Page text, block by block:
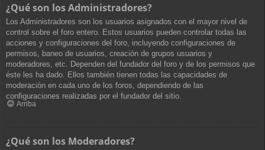
¿Qué son los Administradores?
Los Administradores son los usuarios asignados con el mayor nivel de
control sobre el foro entero. Estos usuarios pueden controlar todas las
acciones y configuraciones del foro, incluyendo configuraciones de
permisos, baneo de usuarios, creación de grupos usuarios y
moderadores, etc. Dependen del fundador del foro y de los permisos que
éste les ha dado. Ellos también tienen todas las capacidades de
moderación en cada uno de los foros, dependiendo de las
configuraciones realizadas por el fundador del sitio.
Arriba
¿Qué son los Moderadores?